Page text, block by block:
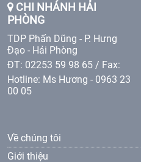
CHI NHÁNH HẢI
PHÒNG
TDP Phấn Dũng - P. Hưng
Đạo - Hải Phòng
ĐT: 02253 59 98 65 / Fax:
Hotline: Ms Hương - 0963 23
00 05
Về chúng tôi
Giới thiệu